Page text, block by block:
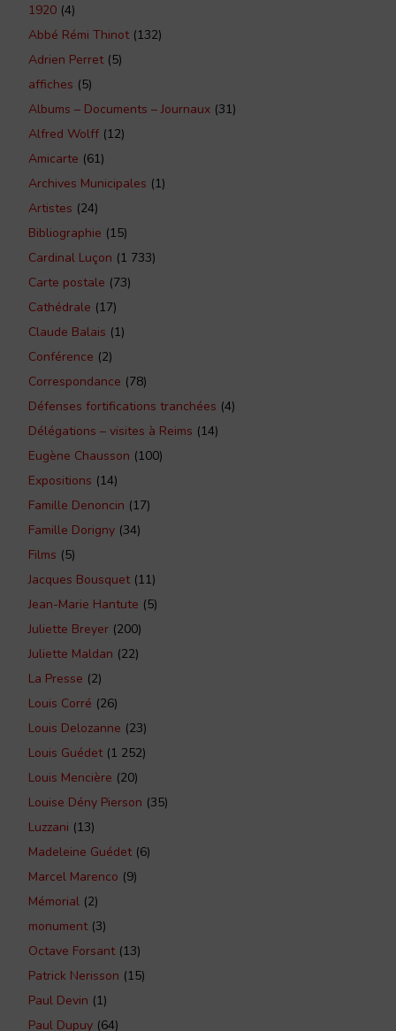
1920 (4)
Abbé Rémi Thinot(132)
Adrien Perret(5)
affiches (5)
Albums – Documents – Journaux (31)
Alfred Wolff (12)
Amicarte (61)
Archives Municipales (1)
Artistes (24)
Bibliographie (15)
Cardinal Luçon (1 733)
Carte postale (73)
Cathédrale (17)
Claude Balais (1)
Conférence (2)
Correspondance (78)
Défenses fortifications tranchées (4)
Délégations – visites à Reims (14)
Eugène Chausson (100)
Expositions (14)
Famille Denoncin (17)
Famille Dorigny (34)
Films (5)
Jacques Bousquet(11)
Jean-Marie Hantute (5)
Juliette Breyer (200)
Juliette Maldan (22)
La Presse (2)
Louis Corré (26)
Louis Delozanne (23)
Louis Guédet(1 252)
Louis Mencière (20)
Louise Dény Pierson (35)
Luzzani (13)
Madeleine Guédet(6)
Marcel Marenco (9)
Mémorial (2)
monument(3)
Octave Forsant(13)
Patrick Nerisson (15)
Paul Devin (1)
Paul Dupuy (64)